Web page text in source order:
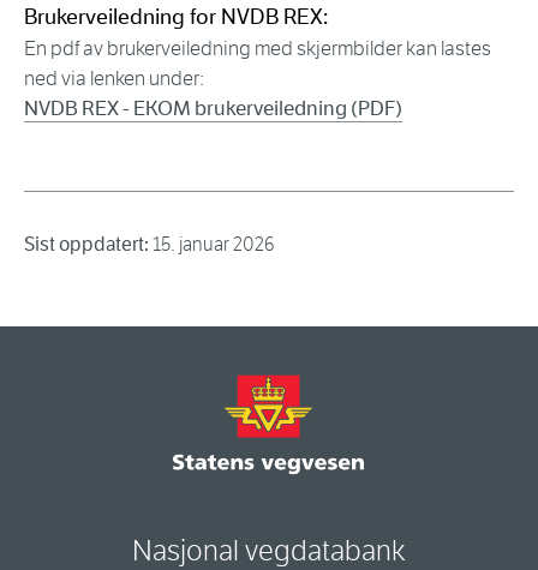
Brukerveiledning for NVDB REX:
En pdf av brukerveiledning med skjermbilder kan lastes
ned via lenken under:
NVDB REX - EKOM brukerveiledning (PDF)
Sist oppdatert: 15. januar 2026
Nasjonal vegdatabank